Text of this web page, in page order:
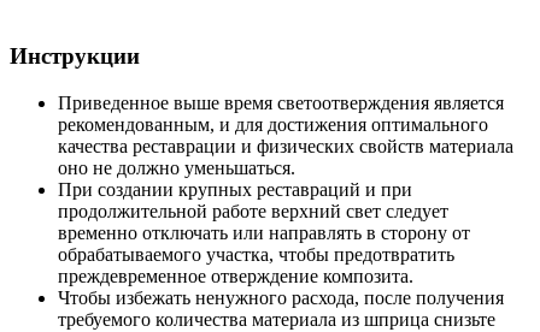
Инструкции
Приведенное выше время светоотверждения является
рекомендованным, и для достижения оптимального
качества реставрации и физических свойств материала
оно не должно уменьшаться.
При создании крупных реставраций и при
продолжительной работе верхний свет следует
временно отключать или направлять в сторону от
обрабатываемого участка, чтобы предотвратить
преждевременное отверждение композита.
Чтобы избежать ненужного расхода, после получения
требуемого количества материала из шприца снизьте